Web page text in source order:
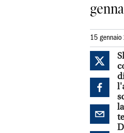
15